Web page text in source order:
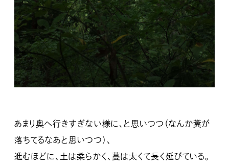
あまり奥へ行きすぎない様に、と思いつつ（なんか糞が
落ちてるなあと思いつつ）、
進むほどに、土は柔らかく、蔓は太くて長く延びている。